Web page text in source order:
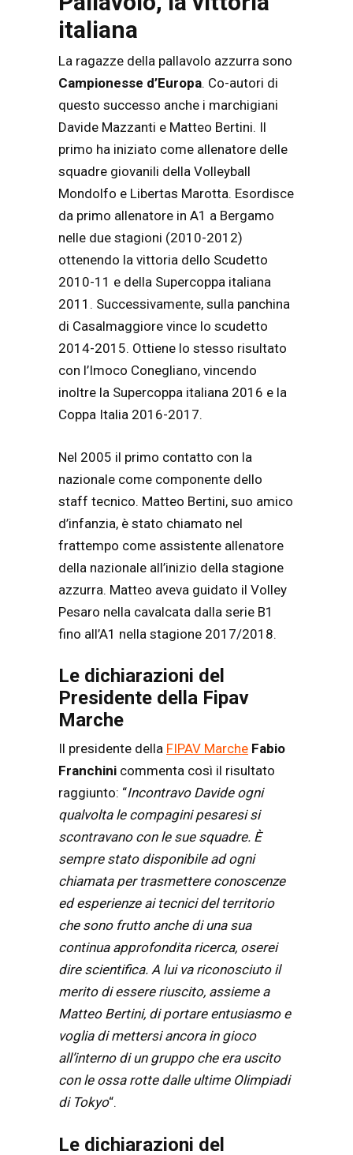
italiana
La ragazze della pallavolo azzurra sono
Campionesse d’Europa. Co-autori di
questo successo anche i marchigiani
Davide Mazzanti e Matteo Bertini. Il
primo ha iniziato come allenatore delle
squadre giovanili della Volleyball
Mondolfo e Libertas Marotta. Esordisce
da primo allenatore in A1 a Bergamo
nelle due stagioni (2010-2012)
ottenendo la vittoria dello Scudetto
2010-11 e della Supercoppa italiana
2011. Successivamente, sulla panchina
di Casalmaggiore vince lo scudetto
2014-2015. Ottiene lo stesso risultato
con l’Imoco Conegliano, vincendo
inoltre la Supercoppa italiana 2016 e la
Coppa Italia 2016-2017.
Nel 2005 il primo contatto con la
nazionale come componente dello
staff tecnico. Matteo Bertini, suo amico
d’infanzia, è stato chiamato nel
frattempo come assistente allenatore
della nazionale all’inizio della stagione
azzurra. Matteo aveva guidato il Volley
Pesaro nella cavalcata dalla serie B1
fino all’A1 nella stagione 2017/2018.
Le dichiarazioni del
Presidente della Fipav
Marche
Il presidente della FIPAV Marche Fabio
Franchini commenta così il risultato
raggiunto: “Incontravo Davide ogni
qualvolta le compagini pesaresi si
scontravano con le sue squadre. È
sempre stato disponibile ad ogni
chiamata per trasmettere conoscenze
ed esperienze ai tecnici del territorio
che sono frutto anche di una sua
continua approfondita ricerca, oserei
dire scientifica. A lui va riconosciuto il
merito di essere riuscito, assieme a
Matteo Bertini, di portare entusiasmo e
voglia di mettersi ancora in gioco
all’interno di un gruppo che era uscito
con le ossa rotte dalle ultime Olimpiadi
di Tokyo“.
Le dichiarazioni del